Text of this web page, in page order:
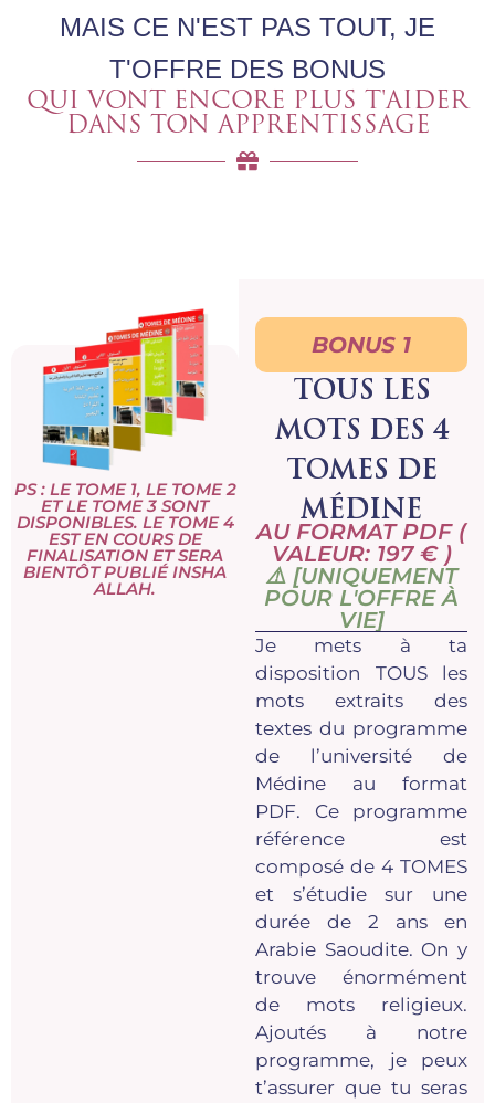
MAIS CE N'EST PAS TOUT, JE
T'OFFRE DES BONUS
QUI VONT ENCORE PLUS T'AIDER
DANS TON APPRENTISSAGE
BONUS 1
TOUS LES
MOTS DES 4
TOMES DE
MÉDINE
AU FORMAT PDF (
VALEUR: 197 € )
⚠️ [UNIQUEMENT
POUR L'OFFRE À
VIE]
Je mets à ta
disposition TOUS les
mots extraits des
textes du programme
de l’université de
Médine au format
PDF. Ce programme
référence est
composé de 4 TOMES
et s’étudie sur une
durée de 2 ans en
Arabie Saoudite. On y
trouve énormément
de mots religieux.
Ajoutés à notre
programme, je peux
t’assurer que tu seras
PS : LE TOME 1, LE TOME 2
ET LE TOME 3 SONT
DISPONIBLES. LE TOME 4
EST EN COURS DE
FINALISATION ET SERA
BIENTÔT PUBLIÉ INSHA
ALLAH.